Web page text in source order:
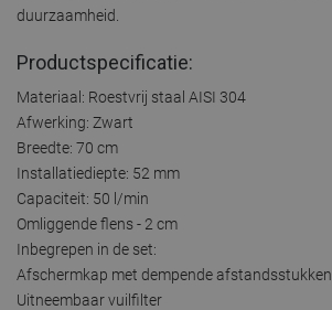
duurzaamheid.
Productspecificatie:
Materiaal: Roestvrij staal AISI 304
Afwerking: Zwart
Breedte: 70 cm
Installatiediepte: 52 mm
Capaciteit: 50 l/min
Omliggende flens - 2 cm
Inbegrepen in de set:
Afschermkap met dempende afstandsstukken
Uitneembaar vuilfilter